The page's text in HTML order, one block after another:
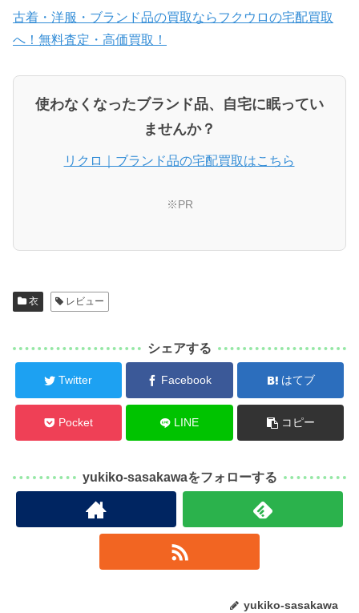
古着・洋服・ブランド品の買取ならフクウロの宅配買取
へ！無料査定・高価買取！
使わなくなったブランド品、自宅に眠ってい
ませんか？
リクロ｜ブランド品の宅配買取はこちら
※PR
衣 レビュー
シェアする
Twitter Facebook はてブ
Pocket LINE コピー
yukiko-sasakawaをフォローする
yukiko-sasakawa